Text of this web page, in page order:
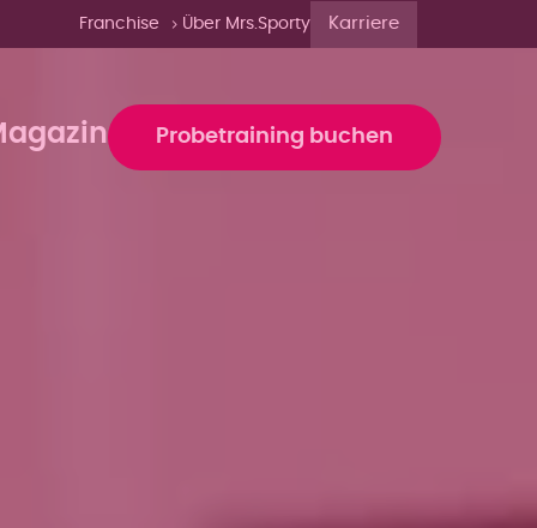
Franchise Über Mrs.Sporty Karriere
Probetraining buchen